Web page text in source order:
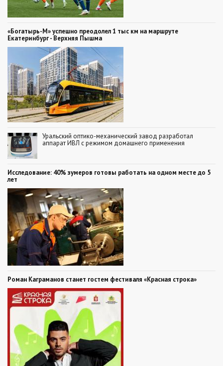
«Богатырь-М» успешно преодолел 1 тыс км на маршруте
Екатеринбург - Верхняя Пышма
Уральский оптико-механический завод разработал
аппарат ИВЛ с режимом домашнего применения
Исследование: 40% зумеров готовы работать на одном месте до 5
лет
Роман Каграманов станет гостем фестиваля «Красная строка»